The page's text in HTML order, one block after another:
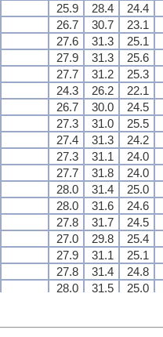
25.9 28.4
24.4
26.7 30.7
23.1
27.6 31.3
25.1
27.9 31.3
25.6
27.7 31.2
25.3
24.3 26.2
22.1
26.7 30.0
24.5
27.3 31.0
25.5
27.4 31.3
24.2
27.3 31.1
24.0
27.7 31.8
24.0
28.0 31.4
25.0
28.0 31.6
24.6
27.8 31.7
24.5
27.0 29.8
25.4
27.9 31.1
25.1
27.8 31.4
24.8
28.0 31.5
25.0
25.9 28.4
24.4
26.7 30.7
23.1
27.6 31.3
25.1
27.9 31.3
25.6
27.7 31.2
25.3
24.3 26.2
22.1
26.7 30.0
24.5
27.3 31.0
25.5
27.4 31.3
24.2
27.3 31.1
24.0
27.7 31.8
24.0
28.0 31.4
25.0
28.0 31.6
24.6
27.8 31.7
24.5
27.0 29.8
25.4
27.9 31.1
25.1
27.8 31.4
24.8
28.0 31.5
25.0
25.9 28.4
24.4
26.7 30.7
23.1
27.6 31.3
25.1
27.9 31.3
25.6
27.7 31.2
25.3
24.3 26.2
22.1
26.7 30.0
24.5
27.3 31.0
25.5
27.4 31.3
24.2
27.3 31.1
24.0
27.7 31.8
24.0
28.0 31.4
25.0
28.0 31.6
24.6
27.8 31.7
24.5
27.0 29.8
25.4
27.9 31.1
25.1
27.8 31.4
24.8
28.0 31.5
25.0
25.9 28.4
24.4
26.7 30.7
23.1
27.6 31.3
25.1
27.9 31.3
25.6
27.7 31.2
25.3
24.3 26.2
22.1
26.7 30.0
24.5
27.3 31.0
25.5
27.4 31.3
24.2
27.3 31.1
24.0
27.7 31.8
24.0
28.0 31.4
25.0
28.0 31.6
24.6
27.8 31.7
24.5
27.0 29.8
25.4
27.9 31.1
25.1
27.8 31.4
24.8
28.0 31.5
25.0